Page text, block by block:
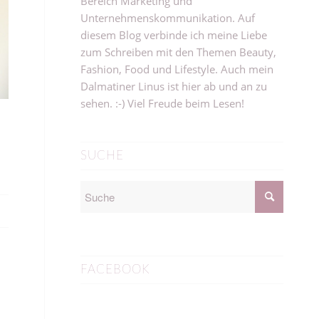
Unternehmenskommunikation. Auf
diesem Blog verbinde ich meine Liebe
zum Schreiben mit den Themen Beauty,
Fashion, Food und Lifestyle. Auch mein
Dalmatiner Linus ist hier ab und an zu
sehen. :-) Viel Freude beim Lesen!
SUCHE
FACEBOOK